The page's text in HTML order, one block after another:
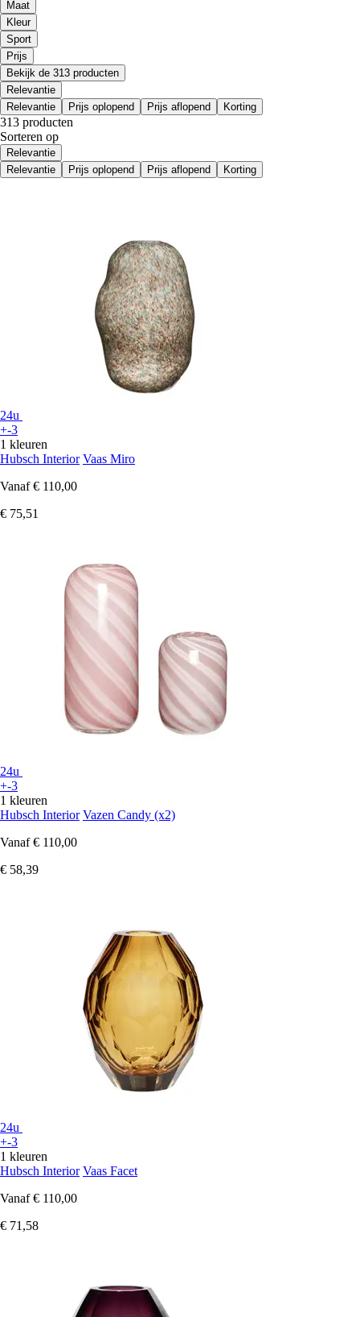
Maat
Kleur
Sport
Prijs
Bekijk de 313 producten
Relevantie
Relevantie
Prijs oplopend Prijs aflopend Korting
313 producten
Sorteren op
Relevantie
Relevantie
Prijs oplopend Prijs aflopend Korting
24u
+-3
1 kleuren
Hubsch Interior Vaas Miro
Vanaf € 110,00
€ 75,51
24u
+-3
1 kleuren
Hubsch Interior Vazen Candy (x2)
Vanaf € 110,00
€ 58,39
24u
+-3
1 kleuren
Hubsch Interior Vaas Facet
Vanaf € 110,00
€ 71,58